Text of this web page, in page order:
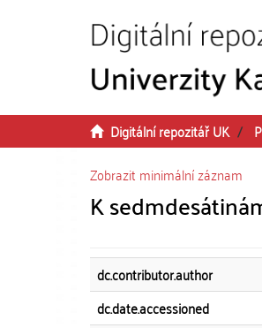
Digitální repozitář UK
Zobrazit minimální záznam
K
dc.contributor.author
dc.date.accessioned